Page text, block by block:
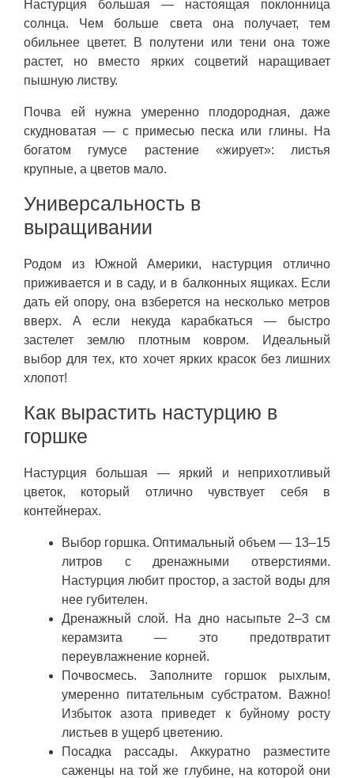
Настурция большая — настоящая поклонница
солнца. Чем больше света она получает, тем
обильнее цветет. В полутени или тени она тоже
растет, но вместо ярких соцветий наращивает
пышную листву.
Почва ей нужна умеренно плодородная, даже
скудноватая — с примесью песка или глины. На
богатом гумусе растение «жирует»: листья
крупные, а цветов мало.
Универсальность в
выращивании
Родом из Южной Америки, настурция отлично
приживается и в саду, и в балконных ящиках. Если
дать ей опору, она взберется на несколько метров
вверх. А если некуда карабкаться — быстро
застелет землю плотным ковром. Идеальный
выбор для тех, кто хочет ярких красок без лишних
хлопот!
Как вырастить настурцию в
горшке
Настурция большая — яркий и неприхотливый
цветок, который отлично чувствует себя в
контейнерах.
Выбор горшка. Оптимальный объем — 13–15
литров с дренажными отверстиями.
Настурция любит простор, а застой воды для
нее губителен.
Дренажный слой. На дно насыпьте 2–3 см
керамзита — это предотвратит
переувлажнение корней.
Почвосмесь. Заполните горшок рыхлым,
умеренно питательным субстратом. Важно!
Избыток азота приведет к буйному росту
листьев в ущерб цветению.
Посадка рассады. Аккуратно разместите
саженцы на той же глубине, на которой они